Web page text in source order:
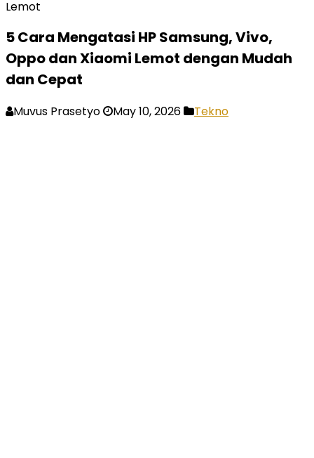
5 Cara Mengatasi HP Samsung, Vivo,
Oppo dan Xiaomi Lemot dengan Mudah
dan Cepat
Muvus Prasetyo May 10, 2026 Tekno